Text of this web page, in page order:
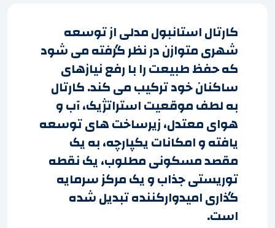
کارتال استانبول مدلی از توسعه
شهری متوازن در نظر گرفته می شود
که حفظ طبیعت را با رفع نیازهای
ساکنان خود ترکیب می کند. کارتال
به لطف موقعیت استراتژیک، آب و
هوای معتدل، زیرساخت های توسعه
یافته و امکانات یکپارچه، به یک
مقصد مسکونی مطلوب، یک نقطه
توریستی جذاب و یک مرکز سرمایه
گذاری امیدوارکننده تبدیل شده
است.